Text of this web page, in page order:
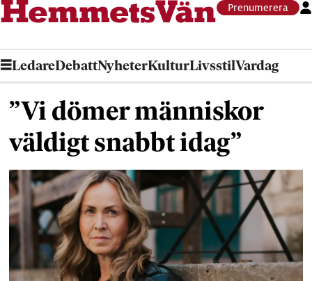
Prenumerera
LedareDebattNyheterKulturLivsstilVardag
”Vi dömer människor
väldigt snabbt idag”